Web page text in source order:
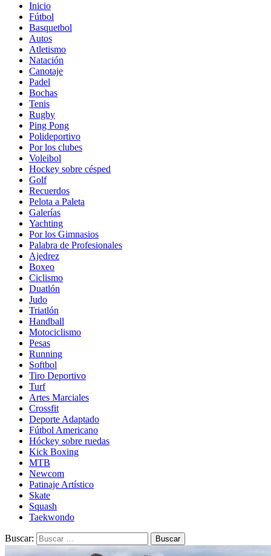
Inicio
Fútbol
Basquetbol
Autos
Atletismo
Natación
Canotaje
Padel
Bochas
Tenis
Rugby
Ping Pong
Polideportivo
Por los clubes
Voleibol
Hockey sobre césped
Golf
Recuerdos
Pelota a Paleta
Galerías
Yachting
Por los Gimnasios
Palabra de Profesionales
Ajedrez
Boxeo
Ciclismo
Duatlón
Judo
Triatlón
Handball
Motociclismo
Pesas
Running
Softbol
Tiro Deportivo
Turf
Artes Marciales
Crossfit
Deporte Adaptado
Fútbol Americano
Hóckey sobre ruedas
Kick Boxing
MTB
Newcom
Patinaje Artístico
Skate
Squash
Taekwondo
Buscar: